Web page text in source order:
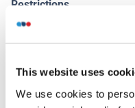
This website uses
We use cookies to
Restrictions
For Research Use only
Stockage
(cache)
Format